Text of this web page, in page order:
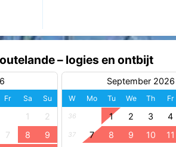
– logies en ontbijt
Fr Sa Su
1 2
7 8 9
September 2026
W Mo Tu We Th Fr
36 1 2 3 4
37 7 8 9 10 11